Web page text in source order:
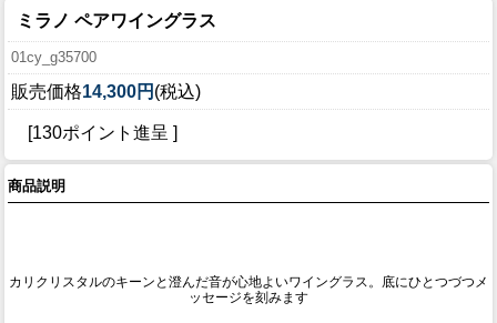
ミラノ ペアワイングラス
01cy_g35700
販売価格14,300円 (税込)
[130ポイント進呈 ]
商品説明
カリクリスタルのキーンと澄んだ音が心地よいワイングラス。底にひとつづつメ
ッセージを刻みます